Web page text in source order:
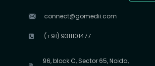
connect@gomedii.com
(+91) 9311101477
96, block C, Sector 65, Noida,